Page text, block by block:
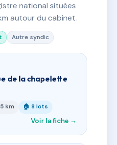
national situées
autour du cabinet.
Autre syndic
de la chapelette
km 🏠 8 lots
Voir la fiche →